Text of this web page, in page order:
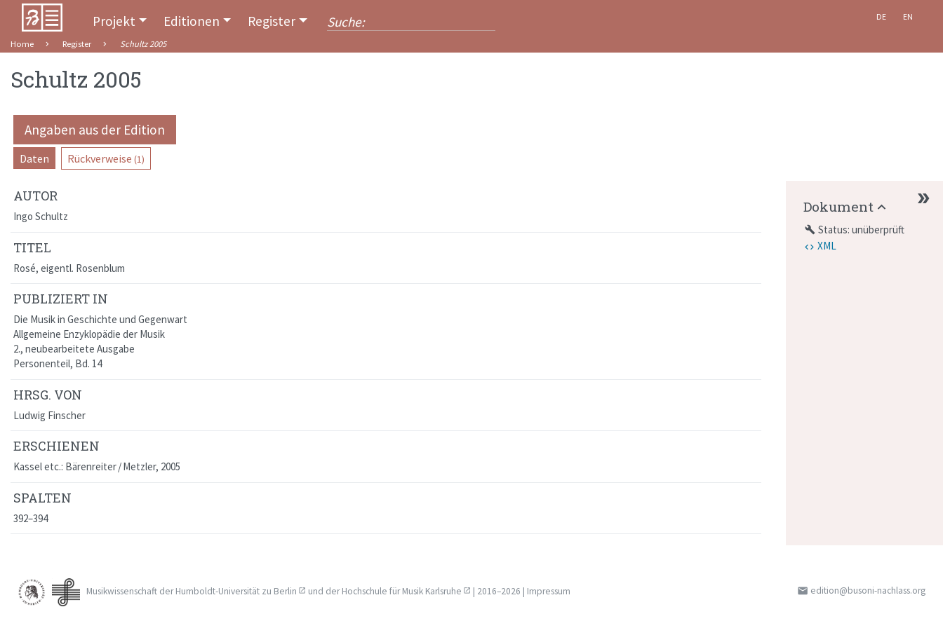
Projekt Editionen Register DE EN
Home Register Schultz 2005
Schultz 2005
Angaben aus der Edition
Daten Rückverweise (1)
AUTOR
Ingo Schultz
TITEL
Rosé, eigentl. Rosenblum
PUBLIZIERT IN
Die Musik in Geschichte und Gegenwart
Allgemeine Enzyklopädie der Musik
2., neubearbeitete Ausgabe
Personenteil, Bd. 14
HRSG. VON
Ludwig Finscher
ERSCHIENEN
Kassel etc.: Bärenreiter / Metzler, 2005
SPALTEN
392–394
Dokument
build Status: unüberprüft
XML
Musikwissenschaft derHumboldt-Universität zu Berlin und derHochschule für Musik Karlsruhe | 2016–2026 | Impressum email edition@busoni-nachlass.org